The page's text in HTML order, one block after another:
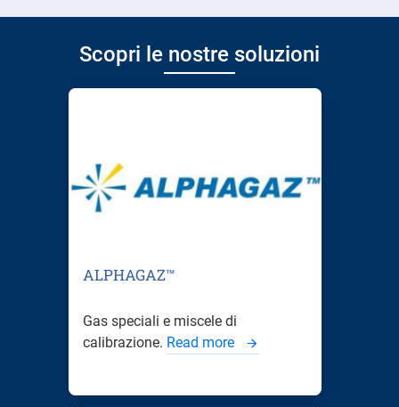
Scopri le nostre soluzioni
ALPHAGAZ™
Gas speciali e miscele di
calibrazione. Read more